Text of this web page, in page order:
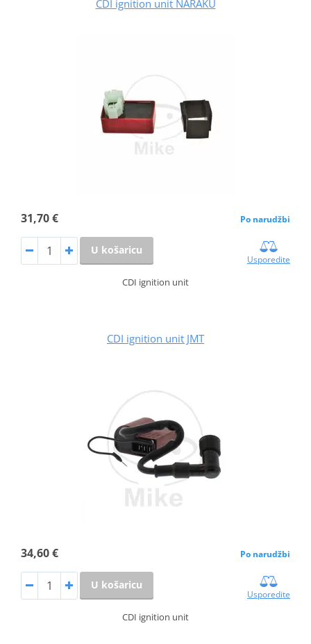
CDI ignition unit NARAKU
31,70 € Po narudžbi
U košaricu
Usporedite
CDI ignition unit
CDI ignition unit JMT
34,60 € Po narudžbi
U košaricu
Usporedite
CDI ignition unit